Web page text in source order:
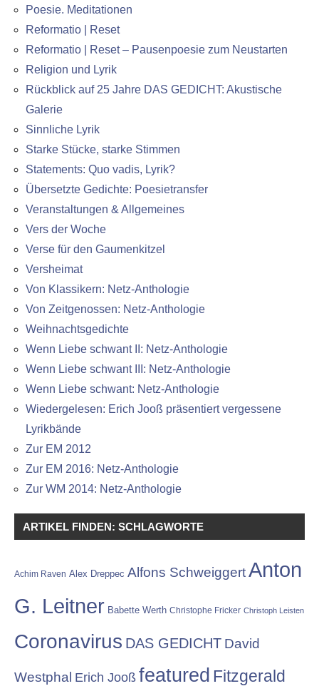
Poesie. Meditationen
Reformatio | Reset
Reformatio | Reset – Pausenpoesie zum Neustarten
Religion und Lyrik
Rückblick auf 25 Jahre DAS GEDICHT: Akustische
Galerie
Sinnliche Lyrik
Starke Stücke, starke Stimmen
Statements: Quo vadis, Lyrik?
Übersetzte Gedichte: Poesietransfer
Veranstaltungen & Allgemeines
Vers der Woche
Verse für den Gaumenkitzel
Versheimat
Von Klassikern: Netz-Anthologie
Von Zeitgenossen: Netz-Anthologie
Weihnachtsgedichte
Wenn Liebe schwant II: Netz-Anthologie
Wenn Liebe schwant III: Netz-Anthologie
Wenn Liebe schwant: Netz-Anthologie
Wiedergelesen: Erich Jooß präsentiert vergessene
Lyrikbände
Zur EM 2012
Zur EM 2016: Netz-Anthologie
Zur WM 2014: Netz-Anthologie
ARTIKEL FINDEN: SCHLAGWORTE
Achim Raven Alex Dreppec Alfons SchweiggertAnton
G. Leitner Babette Werth Christophe Fricker Christoph Leisten
Coronavirus DAS GEDICHT David
Westphal Erich Jooß featured Fitzgerald